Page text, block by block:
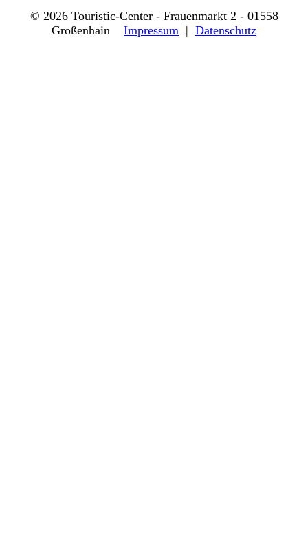
© 2026 Touristic-Center - Frauenmarkt 2 - 01558
Großenhain Impressum | Datenschutz